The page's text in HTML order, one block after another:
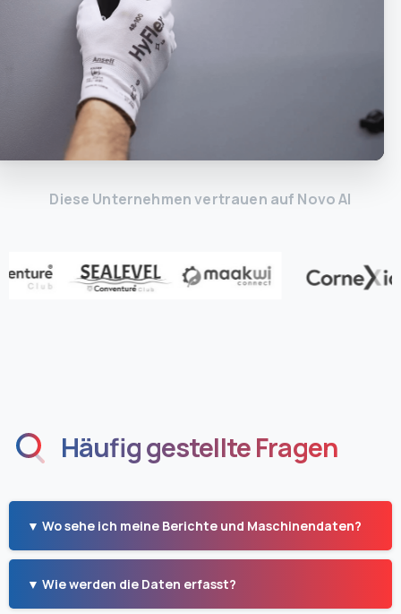
Diese Unternehmen vertrauen auf Novo AI
Häufig gestellte Fragen
▼ Wo sehe ich meine Berichte und Maschinendaten?
▼ Wie werden die Daten erfasst?